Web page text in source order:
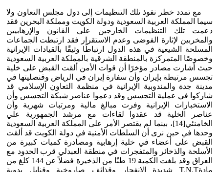
مع تمدد خطر نفوذ تلك التنظيمات إلى دول مجلس التعاون ولا
سيما المملكة العربية السعودية ودولة الكويت ومملكة البحرين فقد
دعمت تلك التنظيمات الخارجين على القانون والإرهابيين
والمخربين لإثارة الفوضى وعدم الاستقرار فقد ارتبطت الجماعات
المسلحة الشيعية في هذه الدول ارتباطًا وثيقًا بالقيادات الإيرانية
وخصوصًا المتمركزة بالمنطقة الشرقية بالمملكة العربية السعودية
حيث أشارت مصادر مؤخرًا أن قوات الأمن ألقت القبض على خلية
تجسس مرتبطة بإيران وأن سفارة إيران في الرياض وقنصليتها في
مدينة جدة والمندوبية الإيرانية في منظمة التعاون الإسلامي قد
شاركوا في عملية التجسس وقد دعموا عناصر شبكة التجسس وأن
الاستخبارات الإيرانية وفرت مبالغ مالية ومرتبات شهرية وأن
عناصر الخلية قد عقدوا لقاءات مع مرشد الجمهورية علي
الخامنئي[14]، بينما لم يقتصر الأمر على المملكة العربية السعودية
وحدها في حين نرى أن السلطات الأمنية في دولة الكويت قد ألقت
القبض على أعضاء في خلية إرهابية ومصادرة كميات كبيرة من
الأسلحة والذخائر والمتفجرات في منطقة العبدلي قرب الحدود مع
العراق وقد بلغت الكمية 19 طنًا من الذخيرة فضلاً عن 144 كلغ من
مادةT.N.T شديدة الانفجار وقذائف صاروخية وقنابل يدوية